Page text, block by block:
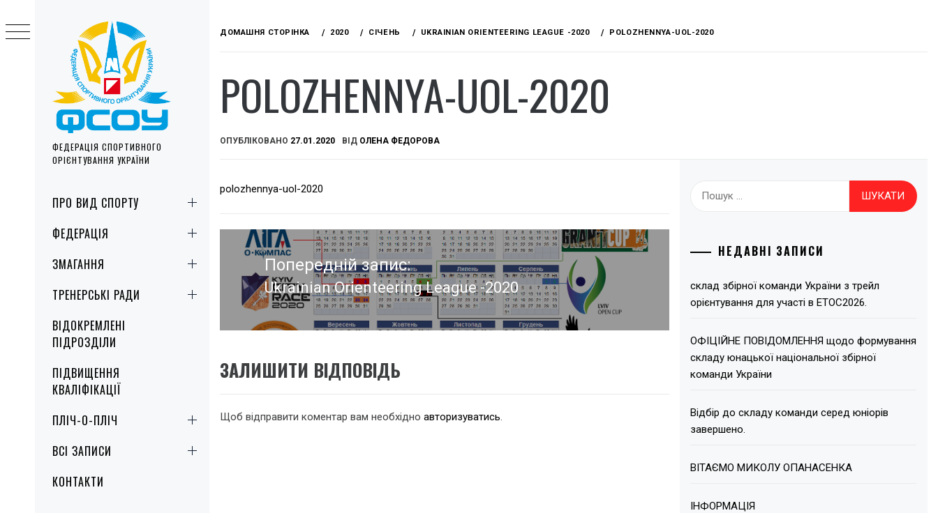
ФЕДЕРАЦІЯ СПОРТИВНОГО
ОРІЄНТУВАННЯ УКРАЇНИ
MenuПРО ВИД СПОРТУ
ФЕДЕРАЦІЯ
ЗМАГАННЯ
ТРЕНЕРСЬКІ РАДИ
ВІДОКРЕМЛЕНІ
ПІДРОЗДІЛИ
ПІДВИЩЕННЯ
КВАЛІФІКАЦІЇ
ПЛІЧ-О-ПЛІЧ
ВСІ ЗАПИСИ
КОНТАКТИ
to
content
ДОМАШНЯ СТОРІНКА 2020 СІЧЕНЬ UKRAINIAN ORIENTEERING LEAGUE -2020 POLOZHENNYA-UOL-2020
POLOZHENNYA-UOL-2020
ОПУБЛІКОВАНО 27.01.2020 ВІД ОЛЕНА ФЕДОРОВА
polozhennya-uol-2020
Навігація
записівПопередній запис:
Попередній
запис:
Ukrainian Orienteering League -2020
ЗАЛИШИТИ ВІДПОВІДЬ
Щоб відправити коментар вам необхідно авторизуватись
НЕДАВНІ ЗАПИСИ
склад збірної команди України з трейл
орієнтування для участі в ЕТОС2026.
ОФІЦІЙНЕ ПОВІДОМЛЕННЯ щодо формування
складу юнацької національної збірної
команди України
Відбір до складу команди серед юніорів
завершено.
ВІТАЄМО МИКОЛУ ОПАНАСЕНКА
ІНФОРМАЦІЯ